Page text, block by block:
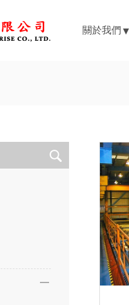
關於我們